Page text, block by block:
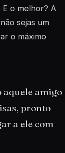
E o melhor? A
sejas um
o máximo
aquele amigo
pronto
a ele com